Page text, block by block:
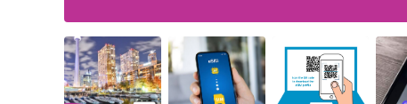
Angled view Angled view Angled view